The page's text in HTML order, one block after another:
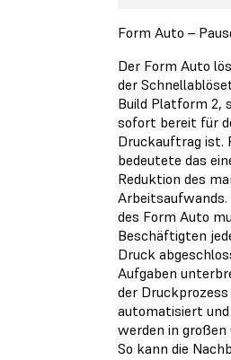
Form Auto –
Der Form Auto
der
Build Platform 2,
sofort bereit für
Druckauftrag ist.
bedeutete das
Reduktion des
des Form Auto
Beschäftigten
Druck
Aufgaben
der
automatisiert
werden in großen
So kann die